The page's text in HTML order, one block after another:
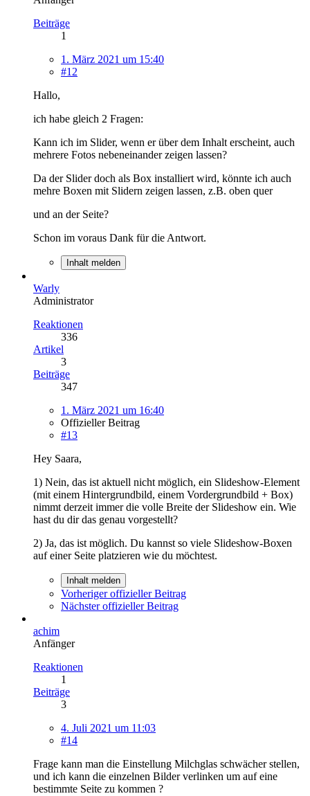
Beiträge
1
1. März 2021 um 15:40
#12
Hallo,
ich habe gleich 2 Fragen:
Kann ich im Slider, wenn er über dem Inhalt erscheint, auch
mehrere Fotos nebeneinander zeigen lassen?
Da der Slider doch als Box installiert wird, könnte ich auch
mehre Boxen mit Slidern zeigen lassen, z.B. oben quer
und an der Seite?
Schon im voraus Dank für die Antwort.
Inhalt melden
Warly
Administrator
Reaktionen
336
Artikel
3
Beiträge
347
1. März 2021 um 16:40
Offizieller Beitrag
#13
Hey Saara,
1) Nein, das ist aktuell nicht möglich, ein Slideshow-Element
(mit einem Hintergrundbild, einem Vordergrundbild + Box)
nimmt derzeit immer die volle Breite der Slideshow ein. Wie
hast du dir das genau vorgestellt?
2) Ja, das ist möglich. Du kannst so viele Slideshow-Boxen
auf einer Seite platzieren wie du möchtest.
Inhalt melden
Vorheriger offizieller Beitrag
Nächster offizieller Beitrag
achim
Anfänger
Reaktionen
1
Beiträge
3
4. Juli 2021 um 11:03
#14
Frage kann man die Einstellung Milchglas schwächer stellen,
und ich kann die einzelnen Bilder verlinken um auf eine
bestimmte Seite zu kommen ?